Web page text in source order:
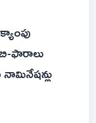
ఫారాలు